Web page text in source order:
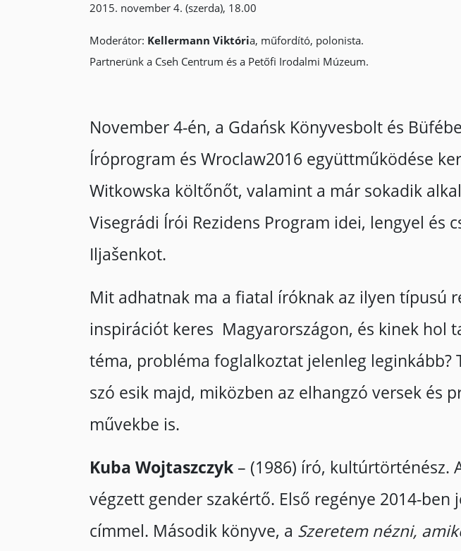
2015. november 4. (szerda), 18.00
Moderátor: Kellermann Viktória, műfordító, polonista.
Partnerünk a Cseh Centrum és a Petőfi Irodalmi Múzeum.
November 4-én, a Gdańsk Könyvesbolt és
Íróprogram és Wroclaw2016 együttműködése
Witkowska költőnőt, valamint a már sokadik
Visegrádi Írói Rezidens Program idei, lengyel és
Iljašenkot.
Mit adhatnak ma a fiatal íróknak az ilyen típusú
inspirációt keres Magyarországon, és kinek hol
téma, probléma foglalkoztat jelenleg
szó esik majd, miközben az elhangzó versek és
művekbe is.
Kuba Wojtaszczyk – (1986) író, kultúrtörténész.
végzett gender szakértő. Első regénye 2014-ben
címmel. Második könyve, a Szeretem nézni,